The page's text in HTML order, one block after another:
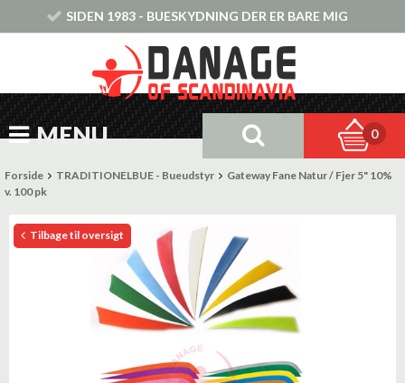
SIDEN 1983 - BUESKYDNING DER ER BARE MIG
MENU 0
Forside TRADITIONELBUE - Bueudstyr
Gateway Fane Natur / Fjer 5" 10%
v. 100 pk
Tilbage til oversigt